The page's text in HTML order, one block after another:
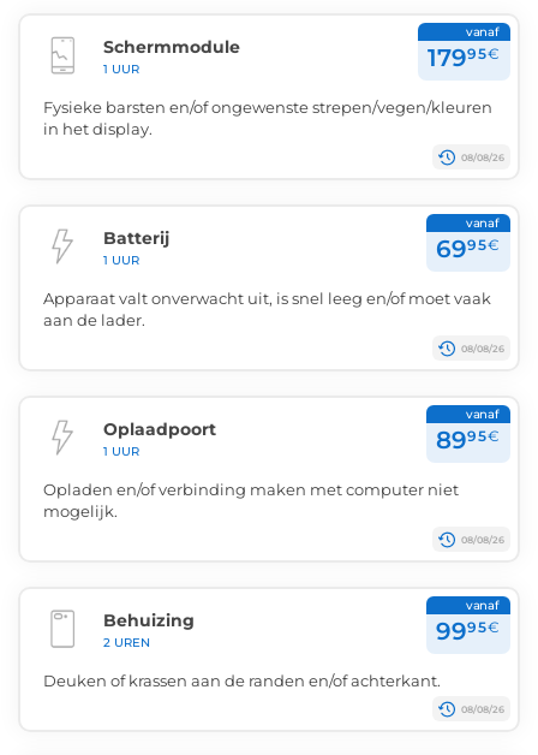
Schermmodule
1 UUR
vanaf
17995€
Fysieke barsten en/of ongewenste strepen/vegen/kleuren
in het display.
08/08/26
Batterij
1 UUR
vanaf
6995€
Apparaat valt onverwacht uit, is snel leeg en/of moet vaak
aan de lader.
08/08/26
Oplaadpoort
1 UUR
vanaf
8995€
Opladen en/of verbinding maken met computer niet
mogelijk.
08/08/26
Behuizing
2 UREN
vanaf
9995€
Deuken of krassen aan de randen en/of achterkant.
08/08/26